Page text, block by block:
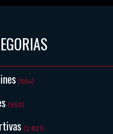
(564)
(550)
(2.821)